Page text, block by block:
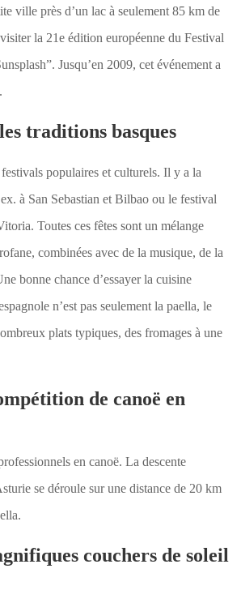
ville près d’un lac à seulement 85 km de
la 21e édition européenne du Festival
Jusqu’en 2009, cet événement a
traditions basques
populaires et culturels. Il y a la
à San Sebastian et Bilbao ou le festival
Toutes ces fêtes sont un mélange
combinées avec de la musique, de la
bonne chance d’essayer la cuisine
n’est pas seulement la paella, le
plats typiques, des fromages à une
de canoë en
en canoë. La descente
se déroule sur une distance de 20 km
couchers de soleil